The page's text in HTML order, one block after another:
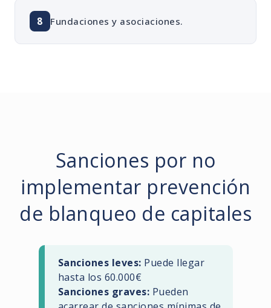
8 Fundaciones y asociaciones.
Sanciones por no
implementar prevención
de blanqueo de capitales
Sanciones leves: Puede llegar
hasta los 60.000€
Sanciones graves: Pueden